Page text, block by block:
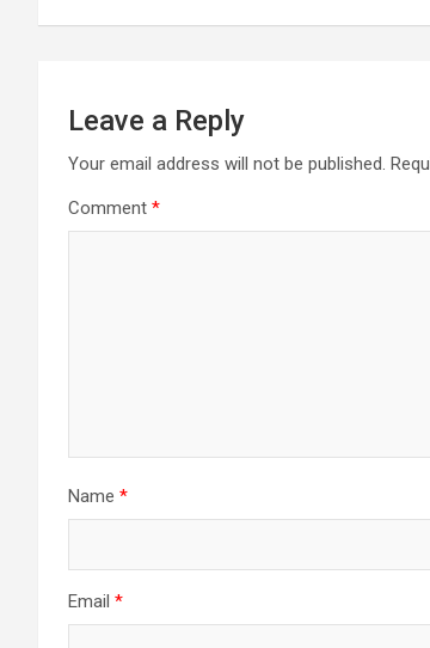
Leave a Reply
Your email address will not be published.
Comment *
Name *
Email *